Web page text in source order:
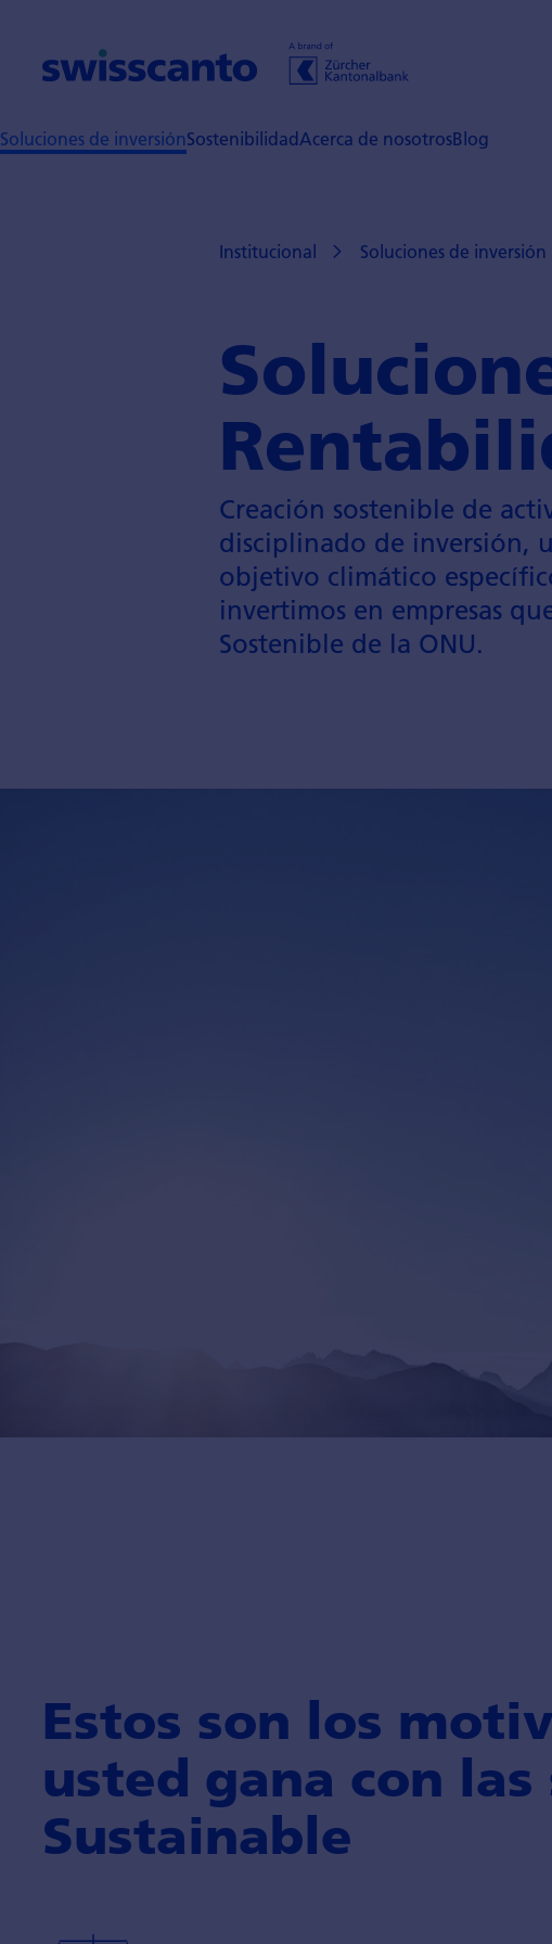
Soluciones de inversiónSostenibilidadAcerca de nosotrosBlog
Institucional Soluciones de inversión
Creación soste­nible de
disciplin­ado de inversión,
objetivo climático
invertimos en empresas
Sostenible de la ONU.
Estos son los
usted gana con
Sustainable